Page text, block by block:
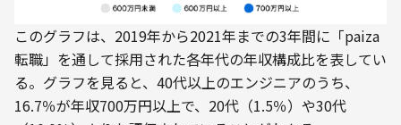
このグラフは、2019年から2021年までの3年間に「paiza
転職」を通して採用された各年代の年収構成比を表してい
る。グラフを見ると、40代以上のエンジニアのうち、
16.7％が年収700万円以上で、20代（1.5％）や30代